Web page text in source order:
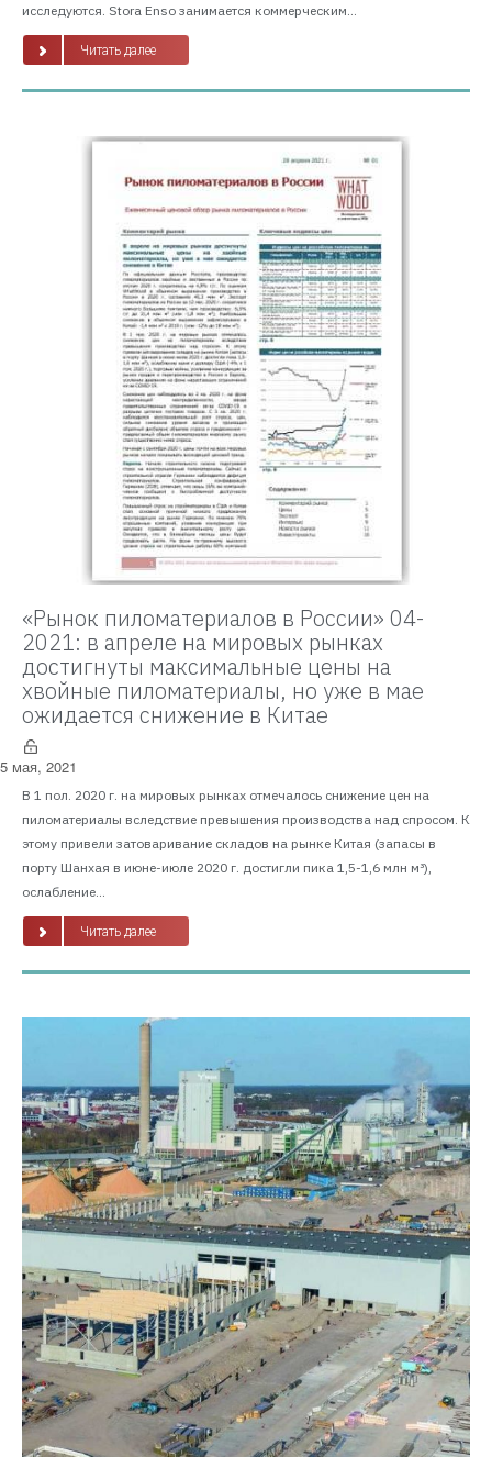
исследуются. Stora Enso занимается коммерческим...
Читать далее
«Рынок пиломатериалов в России» 04-
2021: в апреле на мировых рынках
достигнуты максимальные цены на
хвойные пиломатериалы, но уже в мае
ожидается снижение в Китае
5 мая, 2021
В 1 пол. 2020 г. на мировых рынках отмечалось снижение цен на
пиломатериалы вследствие превышения производства над спросом. К
этому привели затоваривание складов на рынке Китая (запасы в
порту Шанхая в июне-июле 2020 г. достигли пика 1,5-1,6 млн м³),
ослабление...
Читать далее